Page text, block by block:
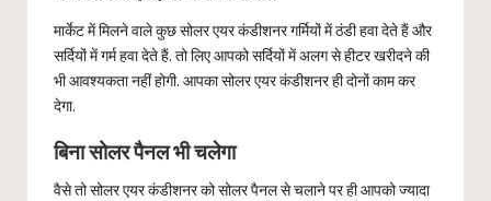
मार्केट में मिलने वाले कुछ सोलर एयर कंडीशनर गर्मियों में ठंडी हवा देते हैं और
सर्दियों में गर्म हवा देते हैं. तो लिए आपको सर्दियों में अलग से हीटर खरीदने की
भी आवश्यकता नहीं होगी. आपका सोलर एयर कंडीशनर ही दोनों काम कर
देगा.
बिना सोलर पैनल भी चलेगा
वैसे तो सोलर एयर कंडीशनर को सोलर पैनल से चलाने पर ही आपको ज्यादा